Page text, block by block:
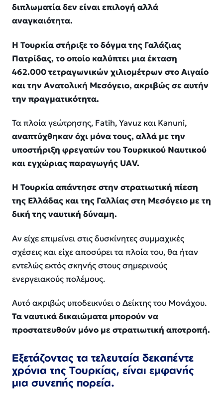
διπλωματία δεν είναι επιλογή αλλά
αναγκαιότητα.
Η Τουρκία στήριξε το δόγμα της Γαλάζιας
Πατρίδας, το οποίο καλύπτει μια έκταση
462.000 τετραγωνικών χιλιομέτρων στο Αιγαίο
και την Ανατολική Μεσόγειο, ακριβώς σε αυτήν
την πραγματικότητα.
Τα πλοία γεώτρησης, Fatih, Yavuz και Kanuni,
αναπτύχθηκαν όχι μόνα τους, αλλά με την
υποστήριξη φρεγατών του Τουρκικού Ναυτικού
και εγχώριας παραγωγής UAV.
Η Τουρκία απάντησε στην στρατιωτική πίεση
της Ελλάδας και της Γαλλίας στη Μεσόγειο με τη
δική της ναυτική δύναμη.
Αν είχε επιμείνει στις δυσκίνητες συμμαχικές
σχέσεις και είχε αποσύρει τα πλοία του, θα ήταν
εντελώς εκτός σκηνής στους σημερινούς
ενεργειακούς πολέμους.
Αυτό ακριβώς υποδεικνύει ο Δείκτης του Μονάχου.
Τα ναυτικά δικαιώματα μπορούν να
προστατευθούν μόνο με στρατιωτική αποτροπή.
Εξετάζοντας τα τελευταία δεκαπέντε
χρόνια της Τουρκίας, είναι εμφανής
μια συνεπής πορεία.